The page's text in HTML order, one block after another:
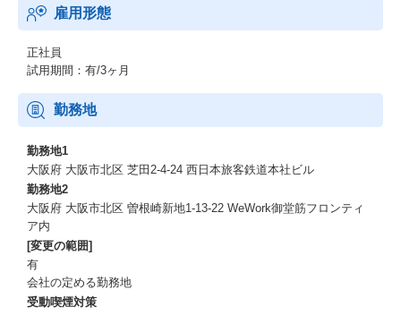
雇用形態
正社員
試用期間：有/3ヶ月
勤務地
勤務地1
大阪府 大阪市北区 芝田2-4-24 西日本旅客鉄道本社ビル
勤務地2
大阪府 大阪市北区 曽根崎新地1-13-22 WeWork御堂筋フロンティ
ア内
[変更の範囲]
有
会社の定める勤務地
受動喫煙対策